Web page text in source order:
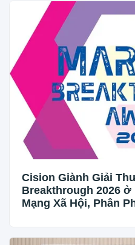
Cision Giành Giải
Breakthrough 2026
Mạng Xã Hội, Phân